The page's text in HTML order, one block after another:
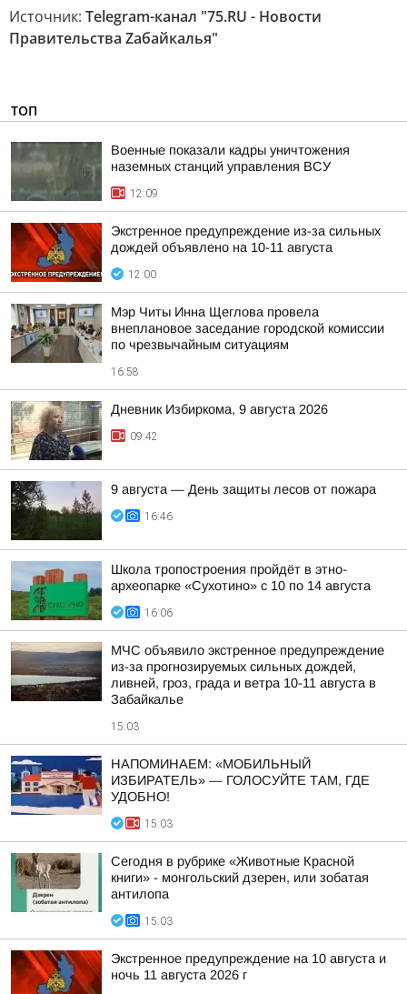
Источник: Telegram-канал "75.RU - Новости
Правительства Zабайкалья"
ТОП
Военные показали кадры уничтожения
наземных станций управления ВСУ
12:09
Экстренное предупреждение из-за сильных
дождей объявлено на 10-11 августа
12:00
Мэр Читы Инна Щеглова провела
внеплановое заседание городской комиссии
по чрезвычайным ситуациям
16:58
Дневник Избиркома, 9 августа 2026
09:42
9 августа — День защиты лесов от пожара
16:46
Школа тропостроения пройдёт в этно-
археопарке «Сухотино» с 10 по 14 августа
16:06
МЧС объявило экстренное предупреждение
из-за прогнозируемых сильных дождей,
ливней, гроз, града и ветра 10-11 августа в
Забайкалье
15:03
НАПОМИНАЕМ: «МОБИЛЬНЫЙ
ИЗБИРАТЕЛЬ» — ГОЛОСУЙТЕ ТАМ, ГДЕ
УДОБНО!
15:03
Сегодня в рубрике «Животные Красной
книги» - монгольский дзерен, или зобатая
антилопа
15:03
Экстренное предупреждение на 10 августа и
ночь 11 августа 2026 г